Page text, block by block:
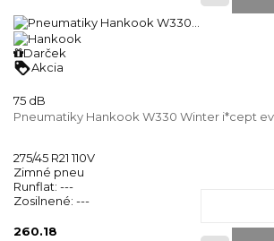
Darček
loyaltyAkcia
75 dB
Pneumatiky Hankook W330 Winter i*cept
275/45 R21 110V
Zimné pneu
Runflat: ---
Zosilnené: ---
260.18